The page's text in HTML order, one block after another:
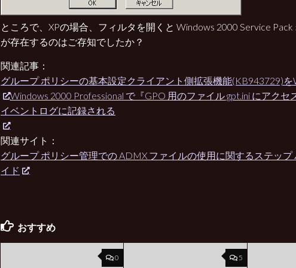
ところで、XPの場合、フィルタを開くと Windows 2000 Service
が存在するのはご存知でしたか？
関連記事：
グループ ポリシーの基本設定クライアント側拡張機能(KB943729)を
Windows 2000 Professional で『GPO 用のファイル gpt.ini にアクセ
イベントログに記録される
関連サイト：
グループ ポリシー管理での ADMX ファイルの使用に関するステップ
イド
おすすめ
0 5